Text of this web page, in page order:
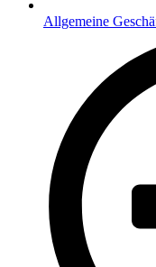
Allgemeine